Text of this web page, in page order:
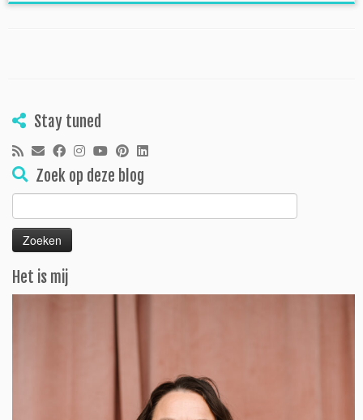
Stay tuned
Zoek op deze blog
Zoeken
naar:
Het is mij